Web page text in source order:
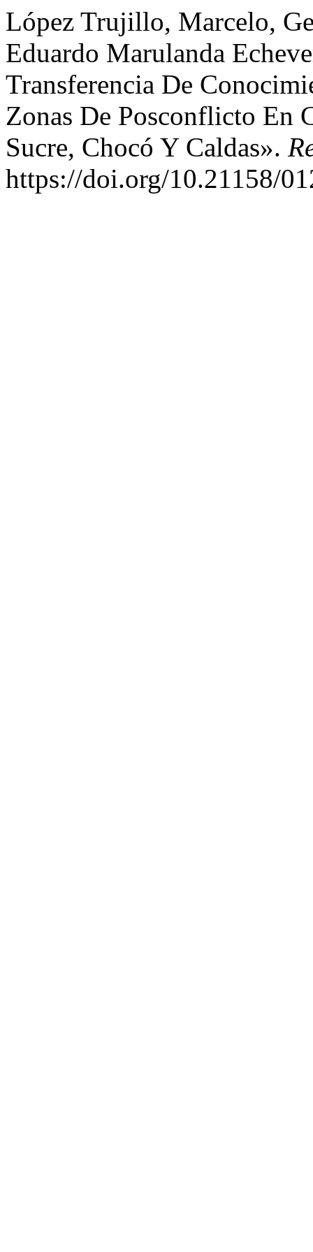
López Trujillo, Marcelo,
Eduardo Marulanda
Transferencia De
Zonas De Posconflicto En
Sucre, Chocó Y Caldas».
https://doi.org/10.21158/